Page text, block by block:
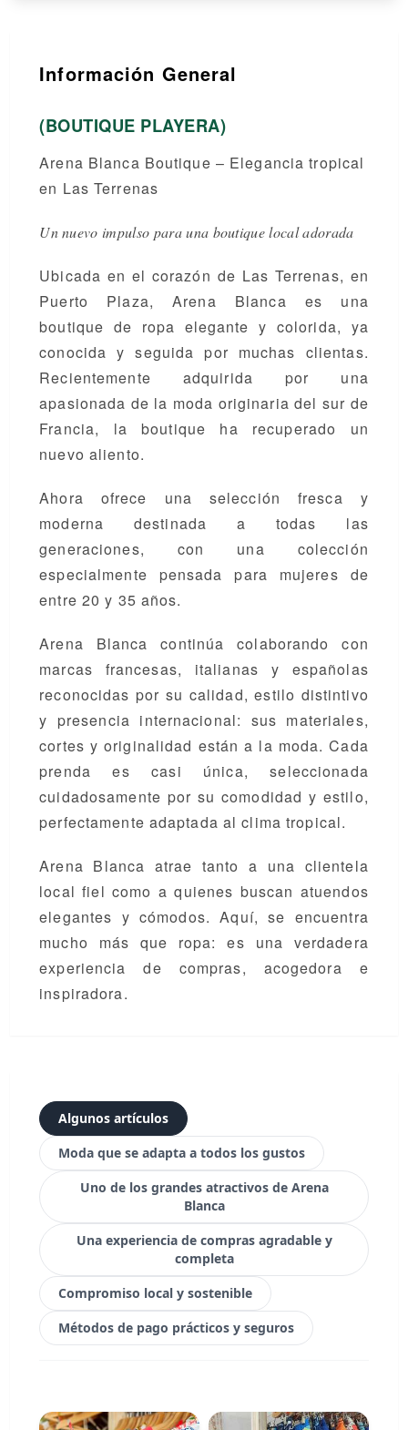
Información General
(BOUTIQUE PLAYERA)
Arena Blanca Boutique – Elegancia tropical
en Las Terrenas
Un nuevo impulso para una boutique local adorada
Ubicada en el corazón de Las Terrenas, en
Puerto Plaza, Arena Blanca es una
boutique de ropa elegante y colorida, ya
conocida y seguida por muchas clientas.
Recientemente adquirida por una
apasionada de la moda originaria del sur de
Francia, la boutique ha recuperado un
nuevo aliento.
Ahora ofrece una selección fresca y
moderna destinada a todas las
generaciones, con una colección
especialmente pensada para mujeres de
entre 20 y 35 años.
Arena Blanca continúa colaborando con
marcas francesas, italianas y españolas
reconocidas por su calidad, estilo distintivo
y presencia internacional: sus materiales,
cortes y originalidad están a la moda. Cada
prenda es casi única, seleccionada
cuidadosamente por su comodidad y estilo,
perfectamente adaptada al clima tropical.
Arena Blanca atrae tanto a una clientela
local fiel como a quienes buscan atuendos
elegantes y cómodos. Aquí, se encuentra
mucho más que ropa: es una verdadera
experiencia de compras, acogedora e
inspiradora.
Algunos artículos
Moda que se adapta a todos los gustos
Uno de los grandes atractivos de Arena
Blanca
Una experiencia de compras agradable y
completa
Compromiso local y sostenible
Métodos de pago prácticos y seguros